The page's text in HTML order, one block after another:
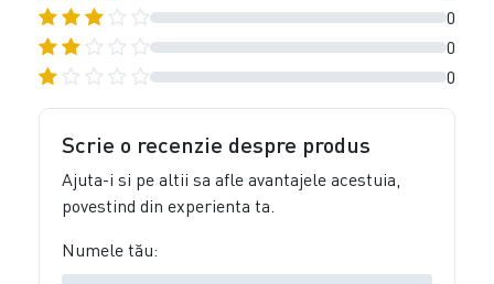
0
0
0
Scrie o recenzie despre produs
Ajuta-i si pe altii sa afle avantajele acestuia,
povestind din experienta ta.
Numele tău: